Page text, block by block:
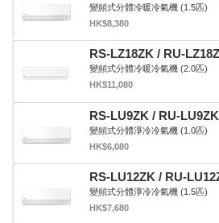
變頻式分體冷暖冷氣機 (1.5匹)
HK$8,380
RS-LZ18ZK / RU-
變頻式分體冷暖冷氣機 (2.0匹)
HK$11,080
RS-LU9ZK / RU-LU9ZK
變頻式分體淨冷冷氣機 (1.0匹)
HK$6,080
RS-LU12ZK / RU-
變頻式分體淨冷冷氣機 (1.5匹)
HK$7,680